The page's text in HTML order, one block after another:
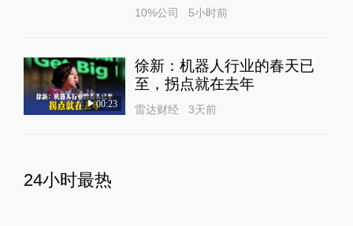
10%公司 5小时前
00:23
徐新：机器人行业的春天已
至，拐点就在去年
雷达财经 3天前
24小时最热